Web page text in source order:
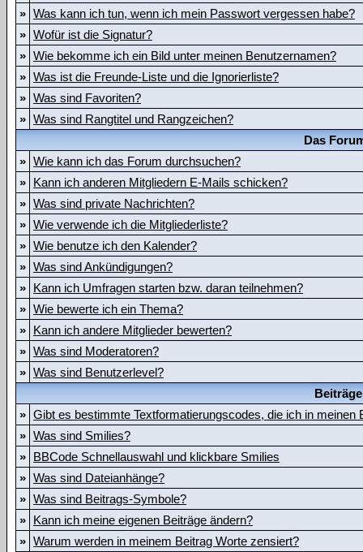
» Was kann ich tun, wenn ich mein Passwort vergessen habe?
» Wofür ist die Signatur?
» Wie bekomme ich ein Bild unter meinen Benutzernamen?
» Was ist die Freunde-Liste und die Ignorierliste?
» Was sind Favoriten?
» Was sind Rangtitel und Rangzeichen?
Das
» Wie kann ich das Forum durchsuchen?
» Kann ich anderen Mitgliedern E-Mails schicken?
» Was sind private Nachrichten?
» Wie verwende ich die Mitgliederliste?
» Wie benutze ich den Kalender?
» Was sind Ankündigungen?
» Kann ich Umfragen starten bzw. daran teilnehmen?
» Wie bewerte ich ein Thema?
» Kann ich andere Mitglieder bewerten?
» Was sind Moderatoren?
» Was sind Benutzerlevel?
» Gibt es bestimmte Textformatierungscodes, die ich in meinen
» Was sind Smilies?
» BBCode Schnellauswahl und klickbare Smilies
» Was sind Dateianhänge?
» Was sind Beitrags-Symbole?
» Kann ich meine eigenen Beiträge ändern?
» Warum werden in meinem Beitrag Worte zensiert?